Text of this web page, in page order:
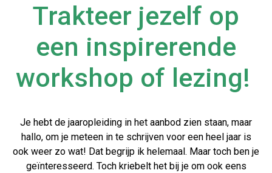
Trakteer jezelf op
een inspirerende
workshop of lezing! ​
Je hebt de jaaropleiding in het aanbod zien staan, maar
hallo, om je meteen in te schrijven voor een heel jaar is
ook weer zo wat! Dat begrijp ik helemaal. Maar toch ben je
geïnteresseerd. Toch kriebelt het bij je om ook eens